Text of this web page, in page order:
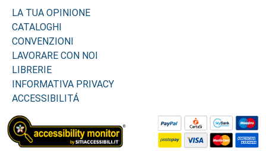
LA TUA OPINIONE
CATALOGHI
CONVENZIONI
LAVORARE CON NOI
LIBRERIE
INFORMATIVA PRIVACY
ACCESSIBILITÁ